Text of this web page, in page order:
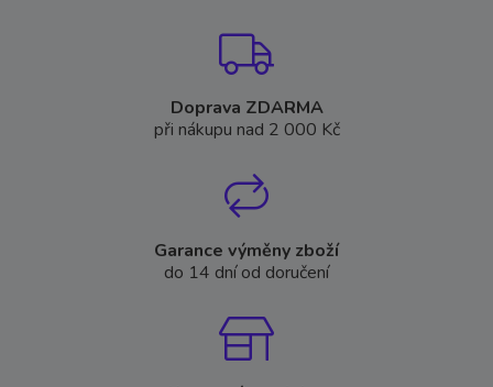
Doprava ZDARMA
při nákupu nad 2 000 Kč
Garance výměny zboží
do 14 dní od doručení